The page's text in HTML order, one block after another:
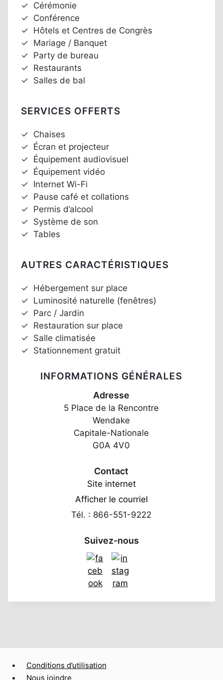
✓ Cérémonie
✓ Conférence
✓ Hôtels et Centres de Congrès
✓ Mariage / Banquet
✓ Party de bureau
✓ Restaurants
✓ Salles de bal
SERVICES OFFERTS
✓ Chaises
✓ Écran et projecteur
✓ Équipement audiovisuel
✓ Équipement vidéo
✓ Internet Wi-Fi
✓ Pause café et collations
✓ Permis d’alcool
✓ Système de son
✓ Tables
AUTRES CARACTÉRISTIQUES
✓ Hébergement sur place
✓ Luminosité naturelle (fenêtres)
✓ Parc / Jardin
✓ Restauration sur place
✓ Salle climatisée
✓ Stationnement gratuit
INFORMATIONS GÉNÉRALES
Adresse
5 Place de la Rencontre
Wendake
Capitale-Nationale
G0A 4V0
Contact
Site internet
Afficher le courriel
Tél. : 866-551-9222
Suivez-nous
Conditions d’utilisation
Nous joindre